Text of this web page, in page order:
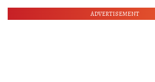
ADVERTISEMENT